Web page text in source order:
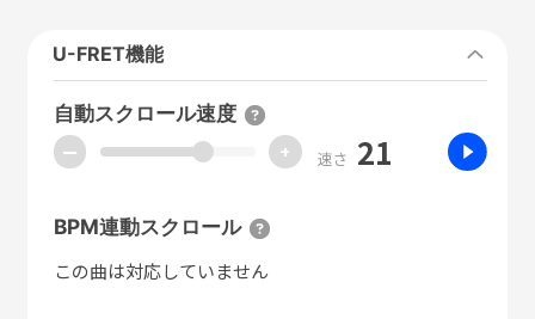
U-FRET機能
自動スクロール速度
ー + 速さ 21
BPM連動スクロール
この曲は対応していません